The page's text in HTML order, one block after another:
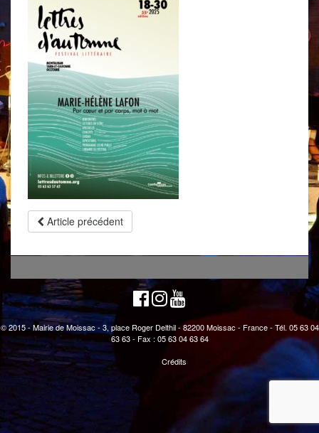
Article précédent
© 2015 - Mairie de Moissac - 3, place Roger Delthil - 82200 Moissac - France - Tél. 05 63 04
63 63 - Fax : 05 63 04 63 64
Crédits